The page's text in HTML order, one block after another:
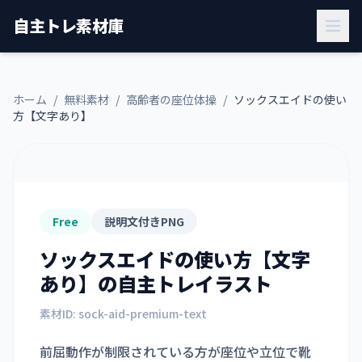
自主トレ素材庫
ホーム / 無料素材 / 高齢者の座位体操 / ソックスエイドの使い
方【文字あり】
Free 説明文付きPNG
ソックスエイドの使い方【文字
あり】 の自主トレイラスト
素材ID: sock-aid-premium-text
前屈動作が制限されている方が座位や立位で靴